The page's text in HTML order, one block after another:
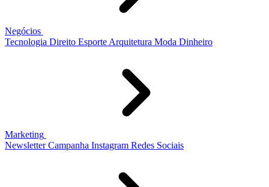
Negócios
Tecnologia Direito Esporte Arquitetura Moda Dinheiro
Marketing
Newsletter Campanha Instagram Redes Sociais